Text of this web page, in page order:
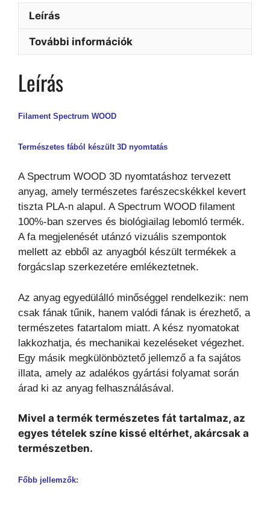
Leírás
További információk
Leírás
Filament Spectrum WOOD
Természetes fából készült 3D nyomtatás
A Spectrum WOOD 3D nyomtatáshoz tervezett
anyag, amely természetes farészecskékkel kevert
tiszta PLA-n alapul. A Spectrum WOOD filament
100%-ban szerves és biológiailag lebomló termék.
A fa megjelenését utánzó vizuális szempontok
mellett az ebből az anyagból készült termékek a
forgácslap szerkezetére emlékeztetnek.
Az anyag egyedülálló minőséggel rendelkezik: nem
csak fának tűnik, hanem valódi fának is érezhető, a
természetes fatartalom miatt. A kész nyomatokat
lakkozhatja, és mechanikai kezeléseket végezhet.
Egy másik megkülönböztető jellemző a fa sajátos
illata, amely az adalékos gyártási folyamat során
árad ki az anyag felhasználásával.
Mivel a termék természetes fát tartalmaz, az
egyes tételek színe kissé eltérhet, akárcsak a
természetben.
Főbb jellemzők: